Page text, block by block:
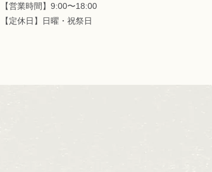
【営業時間】9:00〜18:00
​【定休日】日曜・祝祭日